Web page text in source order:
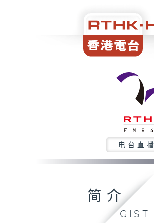
电台直播
简介
GIST